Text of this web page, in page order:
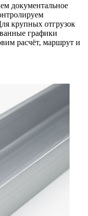
документальное
крупных отгрузок
графики
расчёт, маршрут и